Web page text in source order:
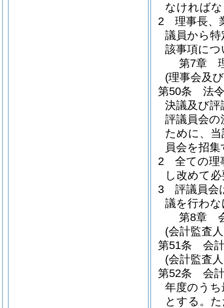
なければ
2
理事長、
議員から
該事項に
第7章
(理事会及
第50条
法
決議及び
評議員会
ために、
員会を招
2
全ての理
し改めて
3
評議員会
議を行わ
第8章
(会計監査
第51条
会
(会計監査
第52条
会
年度のう
とする。